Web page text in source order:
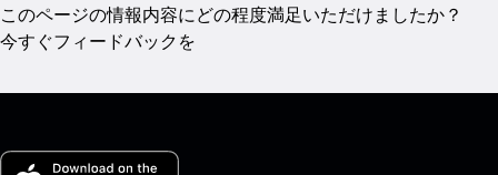
このページの情報内容にどの程度満足いただけましたか？
今すぐフィードバックを